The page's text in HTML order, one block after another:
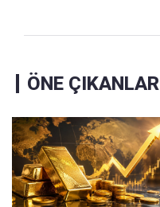
ÖNE ÇIKANLAR